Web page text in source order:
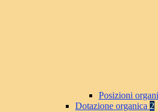
Posizioni
Dotazione organica 2